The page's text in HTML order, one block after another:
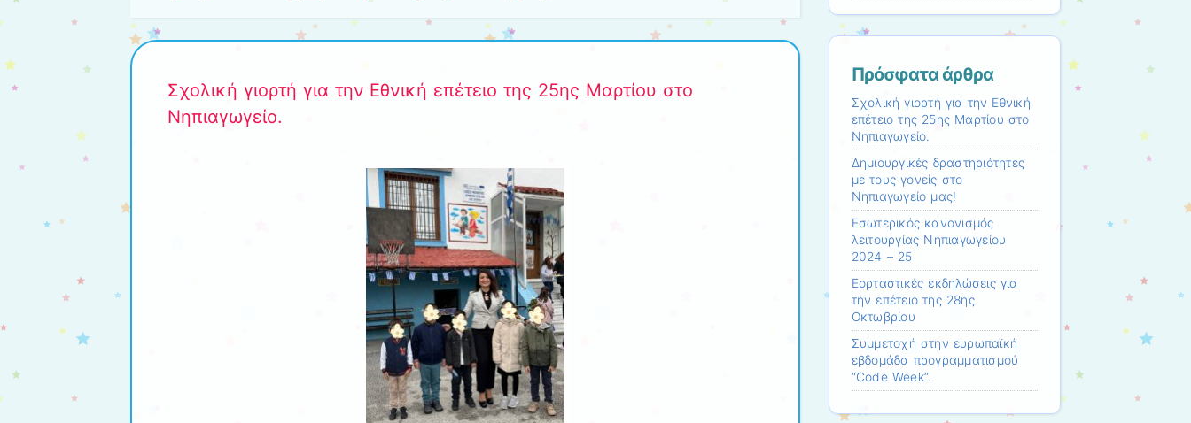
Σχολική γιορτή για την Εθνική επέτειο της 25ης Μαρτίου στο
Νηπιαγωγείο.
Πρόσφατα άρθρα
Σχολική γιορτή για την Εθνική
επέτειο της 25ης Μαρτίου στο
Νηπιαγωγείο.
Δημιουργικές δραστηριότητες
με τους γονείς στο
Νηπιαγωγείο μας!
Εσωτερικός κανονισμός
λειτουργίας Νηπιαγωγείου
2024 – 25
Εορταστικές εκδηλώσεις για
την επέτειο της 28ης
Οκτωβρίου
Συμμετοχή στην ευρωπαϊκή
εβδομάδα προγραμματισμού
“Code Week”.